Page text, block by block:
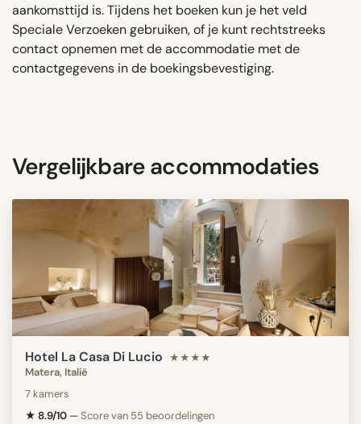
aankomsttijd is. Tijdens het boeken kun je het veld
Speciale Verzoeken gebruiken, of je kunt rechtstreeks
contact opnemen met de accommodatie met de
contactgegevens in de boekingsbevestiging.
Vergelijkbare accommodaties
Hotel La Casa Di Lucio ★★★★
Matera, Italië
7 kamers
★ 8.9/10 —Score van 55 beoordelingen